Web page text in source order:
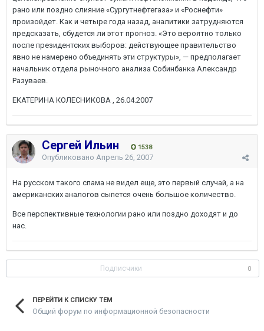
рано или поздно слияние «Сургутнефтегаза» и «Роснефти»
произойдет. Как и четыре года назад, аналитики затрудняются
предсказать, сбудется ли этот прогноз. «Это вероятно только
после президентских выборов: действующее правительство
явно не намерено объединять эти структуры», — предполагает
начальник отдела рыночного анализа Собинбанка Александр
Разуваев.
ЕКАТЕРИНА КОЛЕСНИКОВА , 26.04.2007
Сергей Ильин 1538
Опубликовано Апрель 26, 2007
На русском такого спама не видел еще, это первый случай, а на
американских аналогов сыпется очень большое количество.
Все перспективные технологии рано или поздно доходят и до
нас.
Подписчики 0
ПЕРЕЙТИ К СПИСКУ ТЕМ
Общий форум по информационной безопасности